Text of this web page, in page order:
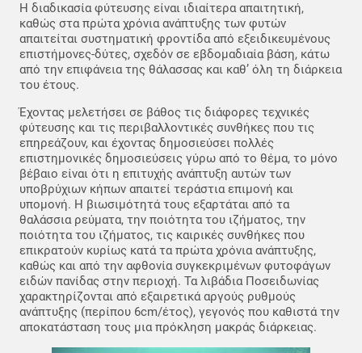
Η διαδικασία φύτευσης είναι ιδιαίτερα απαιτητική,
καθώς στα πρώτα χρόνια ανάπτυξης των φυτών
απαιτείται συστηματική φροντίδα από εξειδικευμένους
επιστήμονες-δύτες, σχεδόν σε εβδομαδιαία βάση, κάτω
από την επιφάνεια της θάλασσας και καθ’ όλη τη διάρκεια
του έτους.
Έχοντας μελετήσει σε βάθος τις διάφορες τεχνικές
φύτευσης και τις περιβαλλοντικές συνθήκες που τις
επηρεάζουν, και έχοντας δημοσιεύσει πολλές
επιστημονικές δημοσιεύσεις γύρω από το θέμα, το μόνο
βέβαιο είναι ότι η επιτυχής ανάπτυξη αυτών των
υποβρύχιων κήπων απαιτεί τεράστια επιμονή και
υπομονή. Η βιωσιμότητά τους εξαρτάται από τα
θαλάσσια ρεύματα, την ποιότητα του ιζήματος, την
ποιότητα του ιζήματος, τις καιρικές συνθήκες που
επικρατούν κυρίως κατά τα πρώτα χρόνια ανάπτυξης,
καθώς και από την αφθονία συγκεκριμένων φυτοφάγων
ειδών πανίδας στην περιοχή. Τα λιβάδια Ποσειδωνίας
χαρακτηρίζονται από εξαιρετικά αργούς ρυθμούς
ανάπτυξης (περίπου 6cm/έτος), γεγονός που καθιστά την
αποκατάσταση τους μια πρόκληση μακράς διάρκειας.